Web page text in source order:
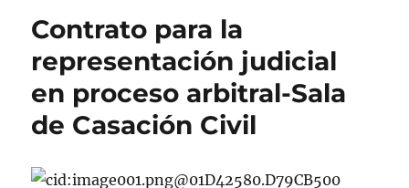
Contrato para la
representación judicial
en proceso arbitral-Sala
de Casación Civil